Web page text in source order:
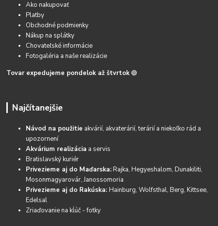
Ako nakupovať
Platby
Obchodné podmienky
Nákup na splátky
Chovateľské informácie
Fotogaléria a naše realizácie
Tovar expedujeme pondelok až štvrtok 🟢
Najčítanejšie
Návod na použitie akvárií, akvaterárií, terárií a niekoľko rád a
upozornení
Akvárium realizácia a servis
Bratislavský kuriér
Privezieme aj do Maďarska:Rajka, Hegyeshalom, Dunakiliti,
Mosonmagyarovár, Janossomoria
Privezieme aj do Rakúska:Hainburg, Wolfsthal, Berg, Kittsee,
Edelsal
Zriaďovanie na kĺúč - fotky